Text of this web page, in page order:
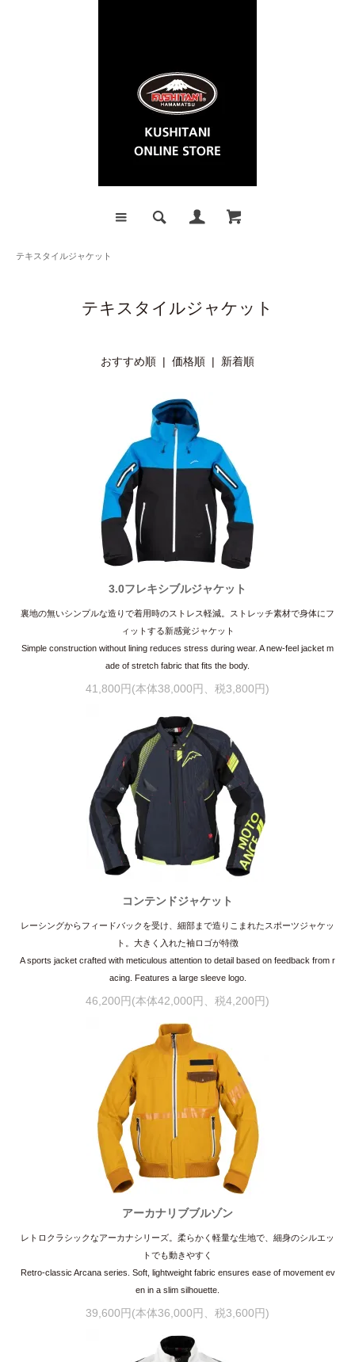
テキスタイルジャケット
テキスタイルジャケット
おすすめ順 | 価格順 | 新着順
3.0フレキシブルジャケット
裏地の無いシンプルな造りで着用時のストレス軽減。ストレッチ素材で身体にフ
ィットする新感覚ジャケット
Simple construction without lining reduces stress during wear. A new-feel jacket m
ade of stretch fabric that fits the body.
41,800円(本体38,000円、税3,800円)
コンテンドジャケット
レーシングからフィードバックを受け、細部まで造りこまれたスポーツジャケッ
ト。大きく入れた袖ロゴが特徴
A sports jacket crafted with meticulous attention to detail based on feedback from r
acing. Features a large sleeve logo.
46,200円(本体42,000円、税4,200円)
アーカナリブブルゾン
レトロクラシックなアーカナシリーズ。柔らかく軽量な生地で、細身のシルエッ
トでも動きやすく
Retro-classic Arcana series. Soft, lightweight fabric ensures ease of movement ev
en in a slim silhouette.
39,600円(本体36,000円、税3,600円)